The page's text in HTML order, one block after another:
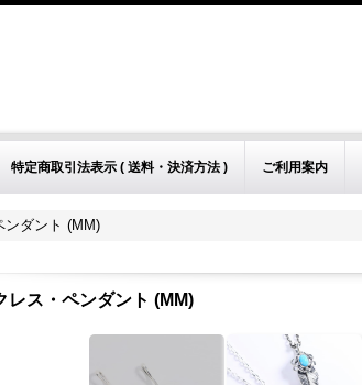
特定商取引法表示 ( 送料・決済方法 ) ご利用案内
ンダント (MM)
レス・ペンダント (MM)